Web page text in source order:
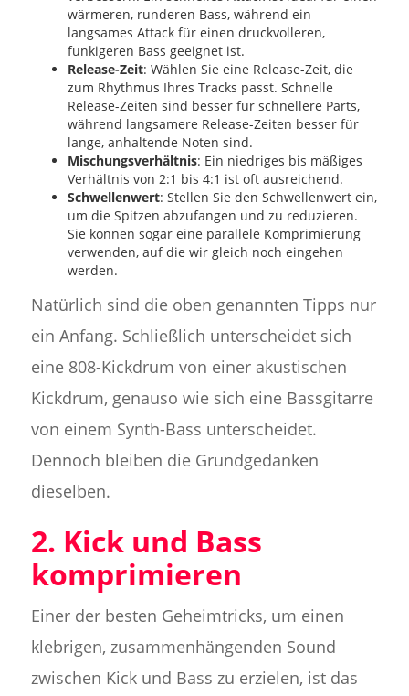
wärmeren, runderen Bass, während ein
langsames Attack für einen druckvolleren,
funkigeren Bass geeignet ist.
Release-Zeit: Wählen Sie eine Release-Zeit, die
zum Rhythmus Ihres Tracks passt. Schnelle
Release-Zeiten sind besser für schnellere Parts,
während langsamere Release-Zeiten besser für
lange, anhaltende Noten sind.
Mischungsverhältnis: Ein niedriges bis mäßiges
Verhältnis von 2:1 bis 4:1 ist oft ausreichend.
Schwellenwert: Stellen Sie den Schwellenwert ein,
um die Spitzen abzufangen und zu reduzieren.
Sie können sogar eine parallele Komprimierung
verwenden, auf die wir gleich noch eingehen
werden.
Natürlich sind die oben genannten Tipps nur
ein Anfang. Schließlich unterscheidet sich
eine 808-Kickdrum von einer akustischen
Kickdrum, genauso wie sich eine Bassgitarre
von einem Synth-Bass unterscheidet.
Dennoch bleiben die Grundgedanken
dieselben.
2. Kick und Bass
komprimieren
Einer der besten Geheimtricks, um einen
klebrigen, zusammenhängenden Sound
zwischen Kick und Bass zu erzielen, ist das